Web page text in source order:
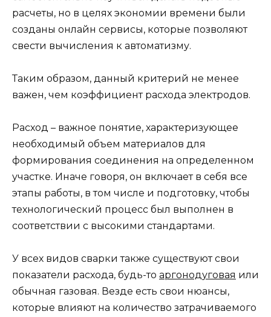
расчеты, но в целях экономии времени были
созданы онлайн сервисы, которые позволяют
свести вычисления к автоматизму.
Таким образом, данный критерий не менее
важен, чем коэффициент расхода электродов.
Расход – важное понятие, характеризующее
необходимый объем материалов для
формирования соединения на определенном
участке. Иначе говоря, он включает в себя все
этапы работы, в том числе и подготовку, чтобы
технологический процесс был выполнен в
соответствии с высокими стандартами.
У всех видов сварки также существуют свои
показатели расхода, будь-то аргонодуговая или
обычная газовая. Везде есть свои нюансы,
которые влияют на количество затрачиваемого